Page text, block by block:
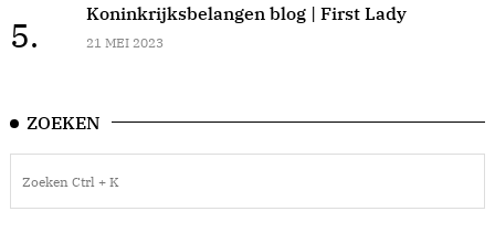
5.
Koninkrijksbelangen blog | First Lady
21 MEI 2023
ZOEKEN